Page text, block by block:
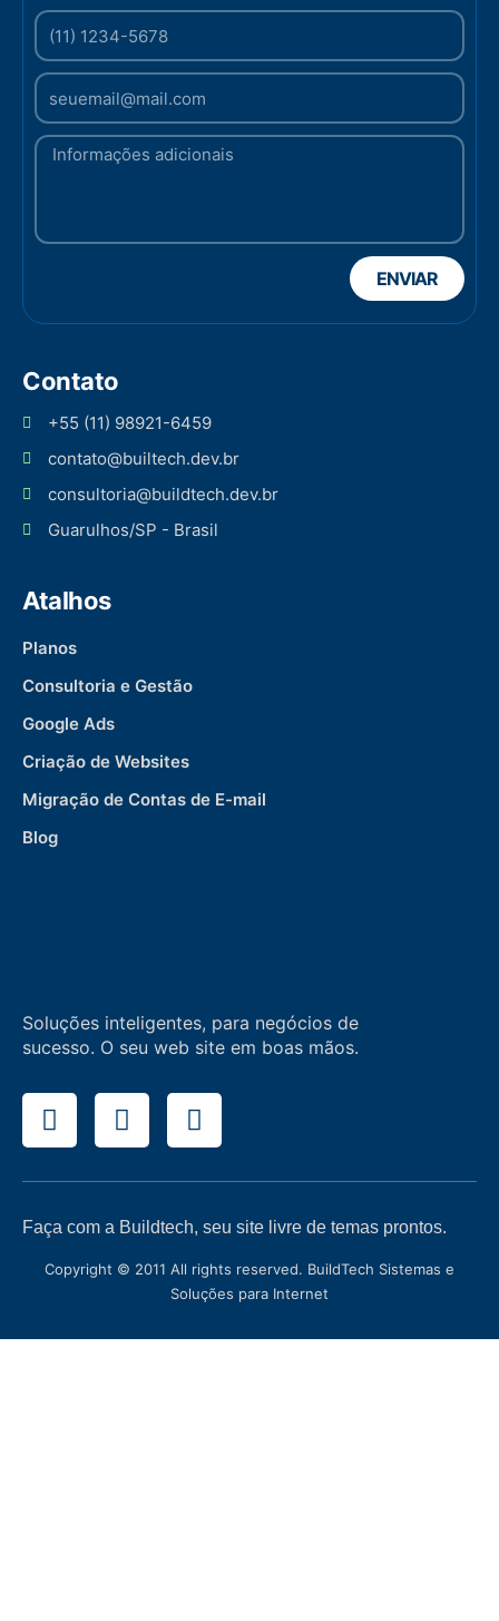
ENVIAR
Soluções inteligentes, para negócios de
sucesso. O seu web site em boas mãos.
Atalhos
Planos
Consultoria e Gestão
Google Ads
Criação de Websites
Migração de Contas de E-mail
Blog
Contato
+55 (11) 98921-6459
contato@builtech.dev.br
consultoria@buildtech.dev.br
Guarulhos/SP - Brasil
Faça com a Buildtech, seu site livre de temas prontos.
Copyright © 2011 All rights reserved. BuildTech Sistemas e
Soluções para Internet